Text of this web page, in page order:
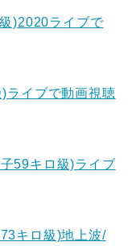
)2020ライブで
ライブで動画視聴
59キロ級)ライブ
キロ級)地上波/